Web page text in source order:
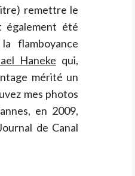
remettre le
également été
flamboyance
Haneke qui,
mérité un
mes photos
en 2009,
de Canal